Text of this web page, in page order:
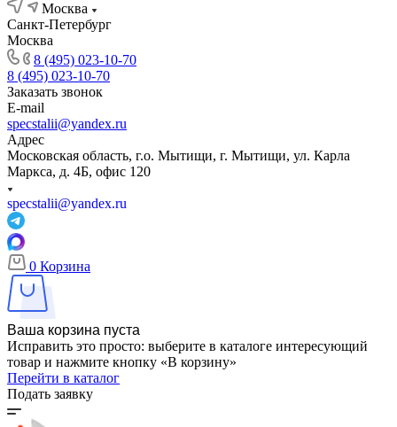
Москва
Санкт-Петербург
Москва
8 (495) 023-10-70
8 (495) 023-10-70
Заказать звонок
E-mail
specstalii@yandex.ru
Адрес
Московская область, г.о. Мытищи, г. Мытищи, ул. Карла
Маркса, д. 4Б, офис 120
specstalii@yandex.ru
0 Корзина
Ваша корзина пуста
Исправить это просто: выберите в каталоге интересующий
товар и нажмите кнопку «В корзину»
Перейти в каталог
Подать заявку